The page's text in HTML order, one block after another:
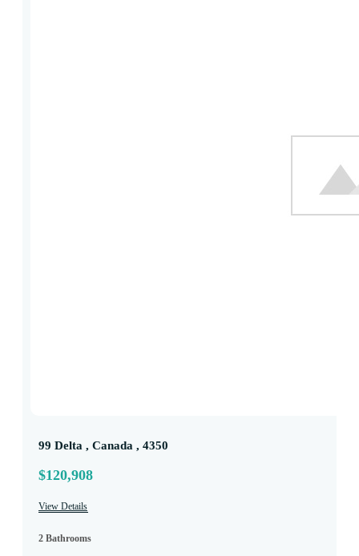
99 Delta , Canada , 4350
$120,908
View Details
2 Bathrooms